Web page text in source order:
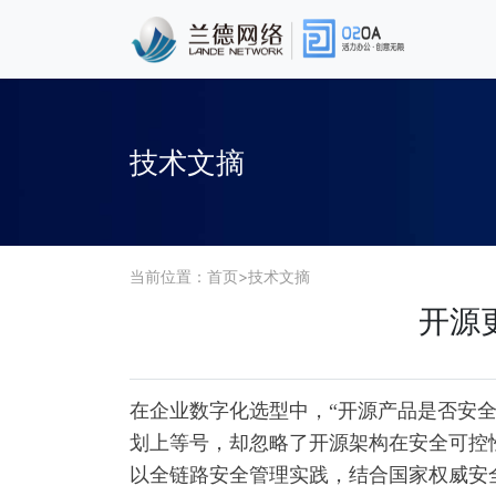
技术文摘
当前位置： 首页>技术文摘
开源
在企业数字化选型中，“开源产品是否安
划上等号，却忽略了开源架构在安全可
以全链路安全管理实践，结合国家权威